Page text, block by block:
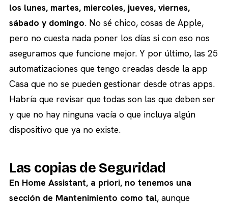
los lunes, martes, miercoles, jueves, viernes,
sábado y domingo. No sé chico, cosas de Apple,
pero no cuesta nada poner los días si con eso nos
aseguramos que funcione mejor. Y por último, las 25
automatizaciones que tengo creadas desde la app
Casa que no se pueden gestionar desde otras apps.
Habría que revisar que todas son las que deben ser
y que no hay ninguna vacía o que incluya algún
dispositivo que ya no existe.
Las copias de Seguridad
En Home Assistant, a priori, no tenemos una
sección de Mantenimiento como tal, aunque